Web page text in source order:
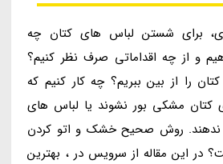
برای شستن لباس های کتان چه
و از چه اقداماتی صرف نظر کنیم؟
را از بین ببریم؟ چه کار کنیم که
کتان مشکی بور نشوند یا لباس های
ندهند. روش صحیح خشک و اتو کردن
در این مقاله از سرویس در ، بهترین